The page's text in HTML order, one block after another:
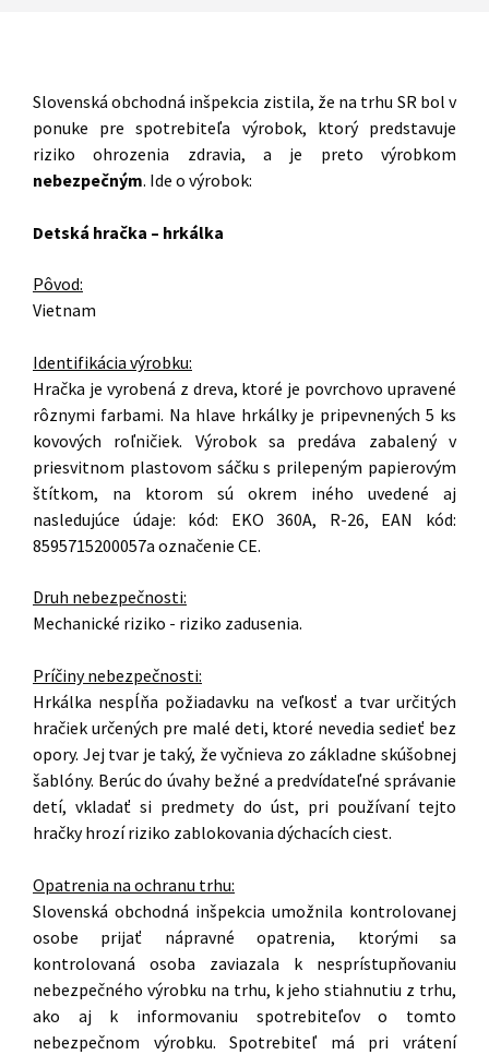
Slovenská obchodná inšpekcia zistila, že na trhu SR bol v
ponuke pre spotrebiteľa výrobok, ktorý predstavuje
riziko ohrozenia zdravia, a je preto výrobkom
nebezpečným. Ide o výrobok:
Detská hračka – hrkálka
Pôvod:
Vietnam
Identifikácia výrobku:
Hračka je vyrobená z dreva, ktoré je povrchovo upravené
rôznymi farbami. Na hlave hrkálky je pripevnených 5 ks
kovových roľničiek. Výrobok sa predáva zabalený v
priesvitnom plastovom sáčku s prilepeným papierovým
štítkom, na ktorom sú okrem iného uvedené aj
nasledujúce údaje: kód: EKO 360A, R-26, EAN kód:
8595715200057a označenie CE.
Druh nebezpečnosti:
Mechanické riziko - riziko zadusenia.
Príčiny nebezpečnosti:
Hrkálka nespĺňa požiadavku na veľkosť a tvar určitých
hračiek určených pre malé deti, ktoré nevedia sedieť bez
opory. Jej tvar je taký, že vyčnieva zo základne skúšobnej
šablóny. Berúc do úvahy bežné a predvídateľné správanie
detí, vkladať si predmety do úst, pri používaní tejto
hračky hrozí riziko zablokovania dýchacích ciest.
Opatrenia na ochranu trhu:
Slovenská obchodná inšpekcia umožnila kontrolovanej
osobe prijať nápravné opatrenia, ktorými sa
kontrolovaná osoba zaviazala k nesprístupňovaniu
nebezpečného výrobku na trhu, k jeho stiahnutiu z trhu,
ako aj k informovaniu spotrebiteľov o tomto
nebezpečnom výrobku. Spotrebiteľ má pri vrátení